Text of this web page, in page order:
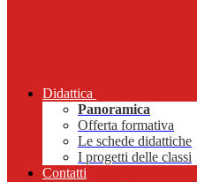
Didattica
Panoramica
Offerta formativa
Le schede didattiche
I progetti delle classi
Contatti